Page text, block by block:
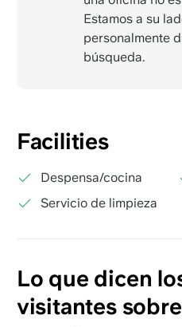
Estamos a su
personalmente
búsqueda.
Facilities
Despensa/cocina
Servicio de limpieza
Lo que dicen
visitantes